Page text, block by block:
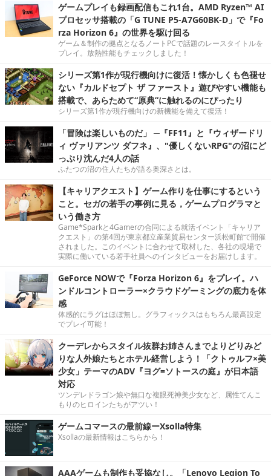
ゲームプレイも録画配信もこれ1台。AMD Ryzen™ AI
プロセッサ搭載の「G TUNE P5-A7G60BK-D」で『Fo
rza Horizon 6』の世界を駆け回る
ゲーム＆制作の拠点となるノートPCで話題のレースタイトルを
プレイ。放熱性能もチェックしました！
シリーズ第1作が現行機向けに復活！懐かしくも色褪せ
ない『カルドセプト ザ ファースト』遊びやすい機能も
搭載で、あらためて“原典”に触れるのにぴったり
シリーズ第1作が現行機向けの新機能を備えて復活！
「冒険は楽しいものだ」 ─『FF11』と『ウィザードリ
ィ ヴァリアンツ ダフネ』、"優しくないRPG"の沼にど
っぷり沈んだ4人の話
ふたつの沼の住人たちが語る奥深さとは。
【キャリアクエスト】ゲーム作りを仕事にするという
こと。セガの若手の事例に見る，ゲームプログラマと
いう働き方
Game*Sparkと4Gamerの合同による就活イベント「キャリア
クエスト」の第4回が東京都立産業貿易センター浜松町館で開催
されました。このイベントに合わせて取材した、各社の現場で
実際に働いている若手社員へのインタビューをお届けします。
GeForce NOWで『Forza Horizon 6』をプレイ。ハ
ンドルコントローラー×クラウドゲーミングの底力を体
感
体感的にラグはほぼ無し。グラフィックスはもちろん最高設定
でプレイ可能！
クーデレからスタイル抜群お姉さんまでよりどりみど
りな人外娘たちとホテル経営しよう！「クトゥルフ×美
少女」テーマのADV『ヨグ=ソトースの庭』が日本語
対応
ツンデレドラゴン娘や無口な複眼死神美少女など、属性てんこ
もりのヒロインたちがアツい！
ゲームコマースの最前線ーXsolla特集
Xsollaの最新情報はこちらから！
AAAゲームも制作も妥協なし。「Lenovo Legion To